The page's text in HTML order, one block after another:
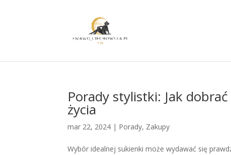
Porady stylistki: Jak
życia
mar 22, 2024 | Porady, Zakupy
Wybór idealnej sukienki może wydawać się